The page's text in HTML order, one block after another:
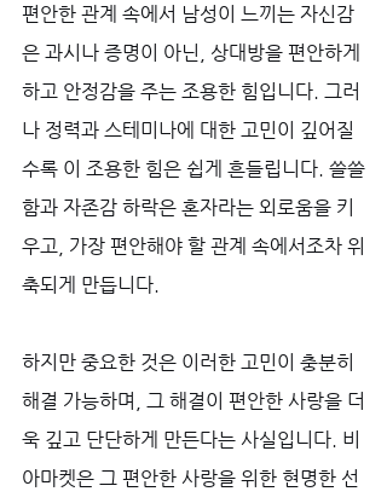
편안한 관계 속에서 남성이 느끼는 자신감
은 과시나 증명이 아닌, 상대방을 편안하게
하고 안정감을 주는 조용한 힘입니다. 그러
나 정력과 스테미나에 대한 고민이 깊어질
수록 이 조용한 힘은 쉽게 흔들립니다. 쓸쓸
함과 자존감 하락은 혼자라는 외로움을 키
우고, 가장 편안해야 할 관계 속에서조차 위
축되게 만듭니다.
하지만 중요한 것은 이러한 고민이 충분히
해결 가능하며, 그 해결이 편안한 사랑을 더
욱 깊고 단단하게 만든다는 사실입니다. 비
아마켓은 그 편안한 사랑을 위한 현명한 선